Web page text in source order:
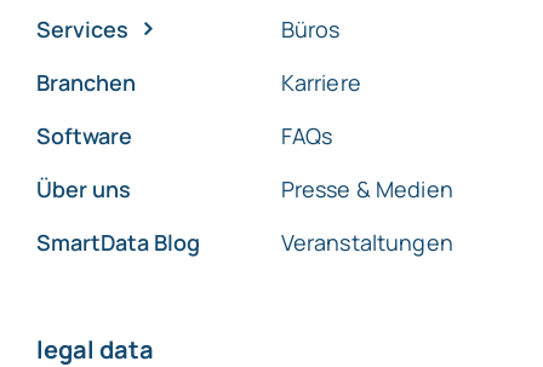
Services
Branchen
Software
Über uns
SmartData Blog
Büros
Karriere
FAQs
Presse & Medien
Veranstaltungen
legal data